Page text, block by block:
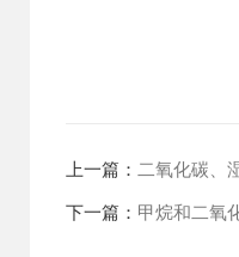
上一篇： 二氧化碳、
下一篇： 甲烷和二氧